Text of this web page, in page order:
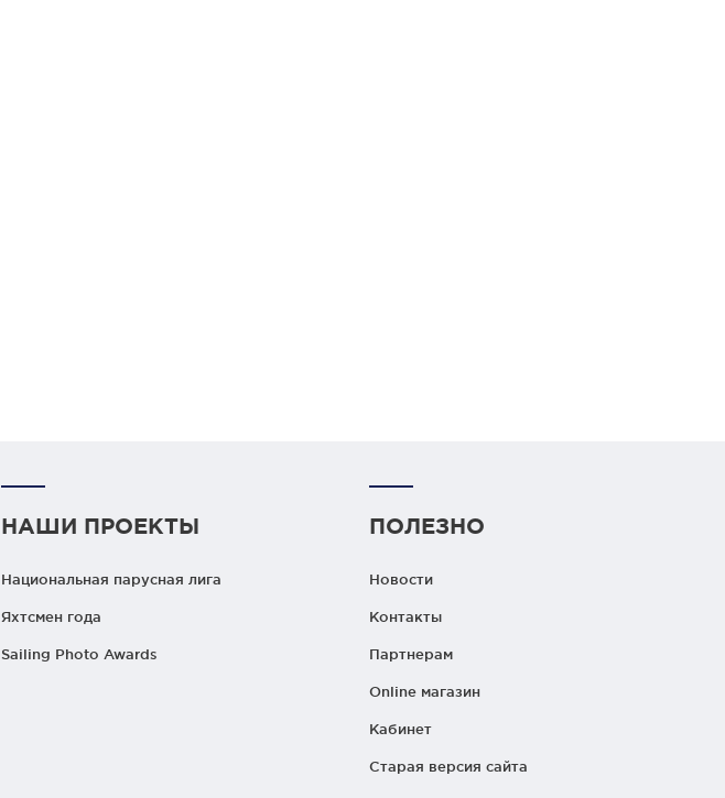
НАШИ ПРОЕКТЫ
Национальная парусная лига
Яхтсмен года
Sailing Photo Awards
ПОЛЕЗНО
Новости
Контакты
Партнерам
Online магазин
Кабинет
Старая версия сайта